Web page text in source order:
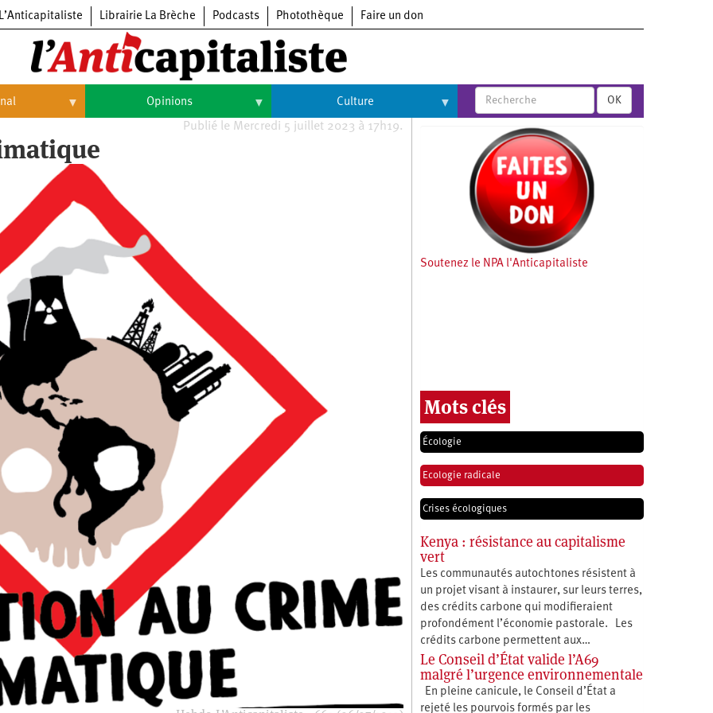
L’Anticapitaliste Librairie La Brèche Podcasts Photothèque Faire un don
Opinions Culture
Culture
OK
Publié le Mercredi 5 juillet 2023 à 17h19.
Soutenez le NPA l'Anticapitaliste
Mots clés
Écologie
Ecologie radicale
Crises écologiques
Kenya : résistance au capitalisme
vert
Les communautés autochtones résistent à
un projet visant à instaurer, sur leurs terres,
des crédits carbone qui modifieraient
profondément l’économie pastorale. Les
crédits carbone permettent aux…
Le Conseil d’État valide l’A69
malgré l’urgence environnementale
En pleine canicule, le Conseil d’État a
rejeté les pourvois formés par les